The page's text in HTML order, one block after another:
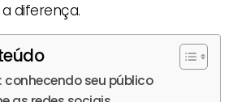
diferença.
conhecendo seu público